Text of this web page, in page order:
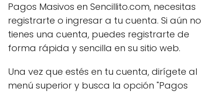
Pagos Masivos en Sencillito.com, necesitas
registrarte o ingresar a tu cuenta. Si aún no
tienes una cuenta, puedes registrarte de
forma rápida y sencilla en su sitio web.
Una vez que estés en tu cuenta, dirígete al
menú superior y busca la opción "Pagos